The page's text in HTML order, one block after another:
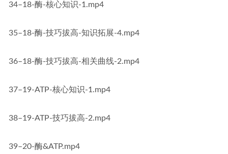
34–18-酶-核心知识-1.mp4
35–18-酶-技巧拔高-知识拓展-4.mp4
36–18-酶-技巧拔高-相关曲线-2.mp4
37–19-ATP-核心知识-1.mp4
38–19-ATP-技巧拔高-2.mp4
39–20-酶&ATP.mp4